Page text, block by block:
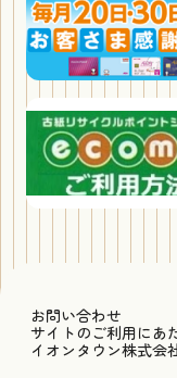
お問い合わせ
サイトのご利用にあ
イオンタウン株式会